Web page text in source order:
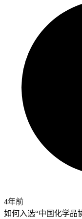
4年前
如何入选“中国化学品